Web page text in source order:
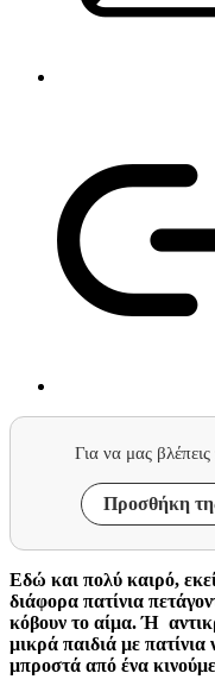
Για να μας
Προσθήκη
Εδώ και πολύ καιρό,
διάφορα πατίνια
κόβουν το αίμα. Ή
μικρά παιδιά με
μπροστά από ένα